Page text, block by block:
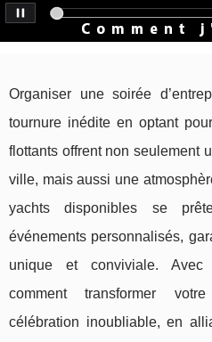
Organiser une soirée
tournure inédite en optant
flottants offrent non seulement
ville, mais aussi une
yachts disponibles se
événements personnalisés,
unique et conviviale. Avec
comment transformer
célébration inoubliable, en